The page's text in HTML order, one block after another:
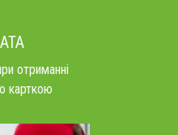
отриманні
карткою